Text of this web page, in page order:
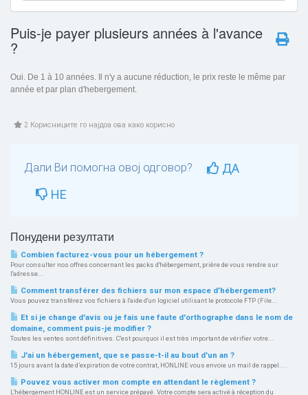
Puis-je payer plusieurs années à l'avance
?
Oui. De 1 à 10 années. Il n'y a aucune réduction, le prix reste le même par
année et par plan d'hebergement.
2 Корисниците го најдоа ова како корисно
Дали Ви помогна овој одговор?
ДА
НЕ
Понудени резултати
Combien facturez-vous pour un hébergement ?
Pour consulter nos offres concernant les packs d'hébergement, prière de vous rendre sur
l'adresse...
Comment transférer des fichiers sur mon espace d’hébergement?
Vous pouvez transférez vos fichiers à l'aide d'un logiciel utilisant le protocole FTP (File...
Et si je change d'avis ou je fais une faute d'orthographe dans le nom de
domaine, comment puis-je modifier ?
Toutes les ventes sont définitives. C'est pourquoi il est très important de vérifier votre...
J'ai un hébergement, que se passe-t-il au bout d'un an ?
15 jours avant la date d’expiration de votre contrat, HONLINE vous envoie un mail de rappel....
Pouvez vous activer mon compte en attendant le règlement ?
L'hébergement HONLINE est un service prépayé. Votre compte sera activé à réception du